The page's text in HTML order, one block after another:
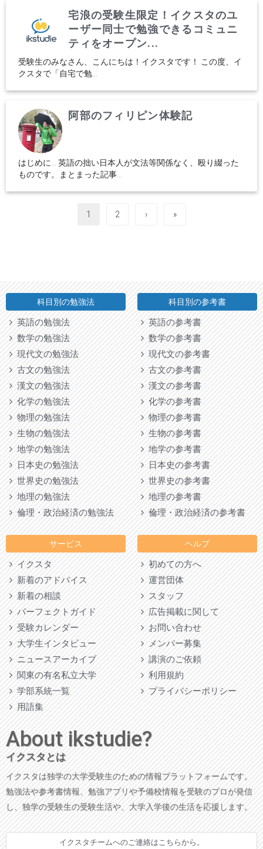
宅浪の受験生限定！イクスタのユ
ーザー同士で勉強できるコミュニ
ティをオープン...
受験生のみなさん、こんにちは！イクスタです！ この度、イ
クスタで「自宅で勉...
阿部のフィリピン体験記
はじめに… 英語の拙い日本人が文法等関係なく、殴り綴った
ものです。まとまった記事...
1 2 › »
科目別の勉強法
英語の勉強法
数学の勉強法
現代文の勉強法
古文の勉強法
漢文の勉強法
化学の勉強法
物理の勉強法
生物の勉強法
地学の勉強法
日本史の勉強法
世界史の勉強法
地理の勉強法
倫理・政治経済の勉強法
サービス
イクスタ
新着のアドバイス
新着の相談
パーフェクトガイド
受験カレンダー
大学生インタビュー
ニュースアーカイブ
関東の有名私立大学
学部系統一覧
用語集
科目別の参考書
英語の参考書
数学の参考書
現代文の参考書
古文の参考書
漢文の参考書
化学の参考書
物理の参考書
生物の参考書
地学の参考書
日本史の参考書
世界史の参考書
地理の参考書
倫理・政治経済の参考書
ヘルプ
初めての方へ
運営団体
スタッフ
広告掲載に関して
お問い合わせ
メンバー募集
講演のご依頼
利用規約
プライバシーポリシー
About ikstudie?
イクスタとは
イクスタは独学の大学受験生のための情報プラットフォームです。
勉強法や参考書情報、勉強アプリや予備校情報を受験のプロが発信
し、独学の受験生の受験生活や、大学入学後の生活を応援します。
イクスタチームへのご連絡はこちらから。